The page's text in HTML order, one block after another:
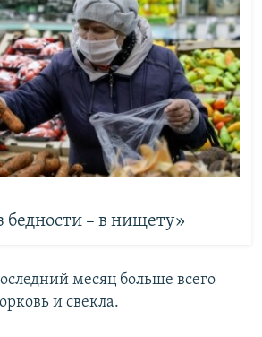
бедности – в нищету»
месяц больше всего
и свекла.